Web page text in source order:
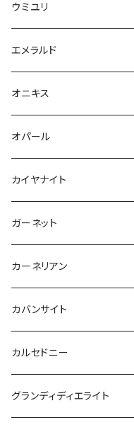
ウミユリ
エメラルド
オニキス
オパール
カイヤナイト
ガーネット
カーネリアン
カバンサイト
カルセドニー
グランディディエライト